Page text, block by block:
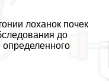
лоханок почек
до